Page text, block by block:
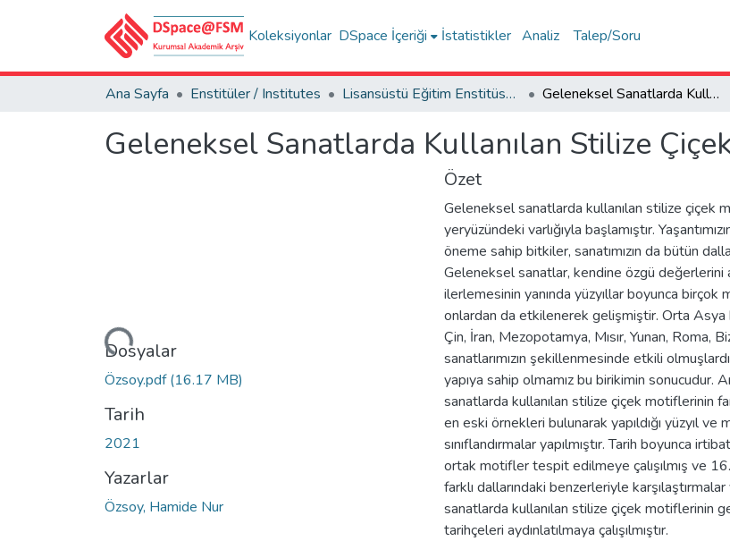
Koleksiyonlar DSpace İçeriği İstatistikler Analiz Talep/Soru
Ana Sayfa Enstitüler / Institutes Lisansüstü Eğitim Enstitüsü Tez Koleksiyonu Geleneksel Sanatlarda Kullanılan Stilize Çiçek Motiflerinin Tarihçesi
Geleneksel Sanatlarda Kullanılan Stilize
Yükleniyor...
Dosyalar
Özsoy.pdf(16.17 MB)
Tarih
2021
Yazarlar
Özsoy, Hamide Nur
Özet
Geleneksel sanatlarda kullanılan stilize çiçek
yeryüzündeki varlığıyla başlamıştır.
öneme sahip bitkiler, sanatımızın da bütün
Geleneksel sanatlar, kendine özgü değerlerini
ilerlemesinin yanında yüzyıllar boyunca
onlardan da etkilenerek gelişmiştir. Orta
Çin, İran, Mezopotamya, Mısır, Yunan, Roma,
sanatlarımızın şekillenmesinde etkili
yapıya sahip olmamız bu birikimin sonucudur.
sanatlarda kullanılan stilize çiçek motiflerinin
en eski örnekleri bulunarak yapıldığı yüzyıl
sınıflandırmalar yapılmıştır. Tarih boyunca
ortak motifler tespit edilmeye çalışılmış ve 16.
farklı dallarındaki benzerleriyle
sanatlarda kullanılan stilize çiçek motiflerinin
tarihçeleri aydınlatılmaya çalışılmıştır.